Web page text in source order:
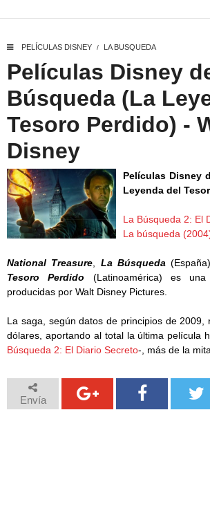
PELÍCULAS DISNEY / LA BUSQUEDA
Películas Disney
Búsqueda (La
Tesoro Perdido) -
Disney
Películas Disney
Leyenda del
La Búsqueda 2: El
La búsqueda
National Treasure La Búsqueda
Tesoro Perdido (Latinoamérica) es
producidas por Walt Disney Pictures.
La saga, según datos de principios de 2009,
dólares, aportando al total la última película
Búsqueda 2: El Diario Secreto-, más de la
Envía